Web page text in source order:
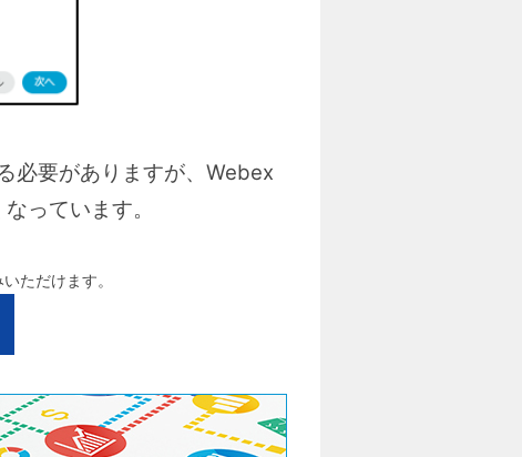
必要がありますが、Webex
っています。
ただけます。